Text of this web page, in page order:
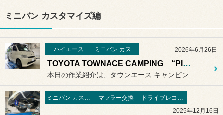
ミニバン カスタマイズ編
ハイエース ミニバン カスタマイズ編 2026年6月26日
TOYOTA TOWNACE CAMPING “PIVOT 3DA-T オートクルーズ付スロコン”取付
ミニバン カスタマイズ編 マフラー交換
ドライブレコーダー
2025年12月16日